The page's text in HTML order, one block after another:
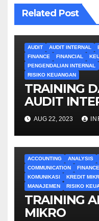
Related Post
AUDIT AUDIT INTERNAL
FINANCE
FINANCIAL
PENGENDALIAN INTERNAL
RISIKO KEUANGAN
TRAINING
AUDIT
AUG 22, 2023
ACCOUNTING ANALYSIS
COMMUNICATION
FINANCE
KOMUNIKASI
KREDIT
MANAJEMEN
RISIKO
TRAINING
MIKRO